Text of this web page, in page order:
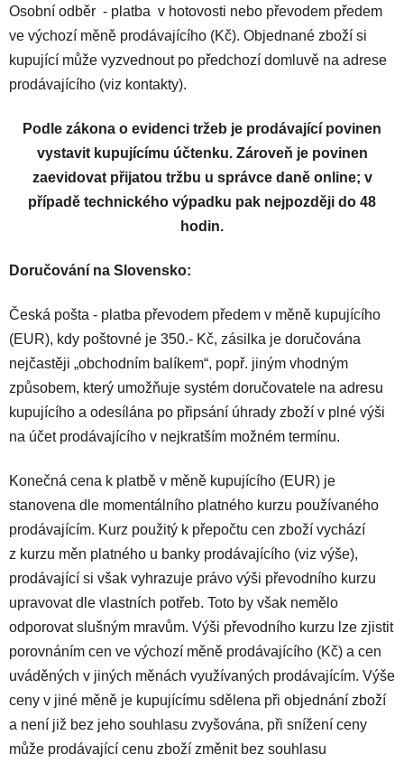
Osobní odběr - platba v hotovosti nebo převodem předem
ve výchozí měně prodávajícího (Kč). Objednané zboží si
kupující může vyzvednout po předchozí domluvě na adrese
prodávajícího (viz kontakty).
Podle zákona o evidenci tržeb je prodávající povinen
vystavit kupujícímu účtenku. Zároveň je povinen
zaevidovat přijatou tržbu u správce daně online; v
případě technického výpadku pak nejpozději do 48
hodin.
Doručování na Slovensko:
Česká pošta - platba převodem předem v měně kupujícího
(EUR), kdy poštovné je 350.- Kč, zásilka je doručována
nejčastěji „obchodním balíkem“, popř. jiným vhodným
způsobem, který umožňuje systém doručovatele na adresu
kupujícího a odesílána po připsání úhrady zboží v plné výši
na účet prodávajícího v nejkratším možném termínu.
Konečná cena k platbě v měně kupujícího (EUR) je
stanovena dle momentálního platného kurzu používaného
prodávajícím. Kurz použitý k přepočtu cen zboží vychází
z kurzu měn platného u banky prodávajícího (viz výše),
prodávající si však vyhrazuje právo výši převodního kurzu
upravovat dle vlastních potřeb. Toto by však nemělo
odporovat slušným mravům. Výši převodního kurzu lze zjistit
porovnáním cen ve výchozí měně prodávajícího (Kč) a cen
uváděných v jiných měnách využívaných prodávajícím. Výše
ceny v jiné měně je kupujícímu sdělena při objednání zboží
a není již bez jeho souhlasu zvyšována, při snížení ceny
může prodávající cenu zboží změnit bez souhlasu